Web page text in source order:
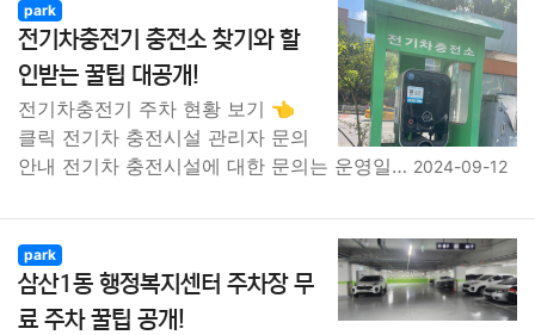
park
전기차충전기 충전소 찾기와 할
인받는 꿀팁 대공개!
전기차충전기 주차 현황 보기 👈
클릭 전기차 충전시설 관리자 문의
안내 전기차 충전시설에 대한 문의는 운영일… 2024-09-12
park
삼산1동 행정복지센터 주차장 무
료 주차 꿀팁 공개!